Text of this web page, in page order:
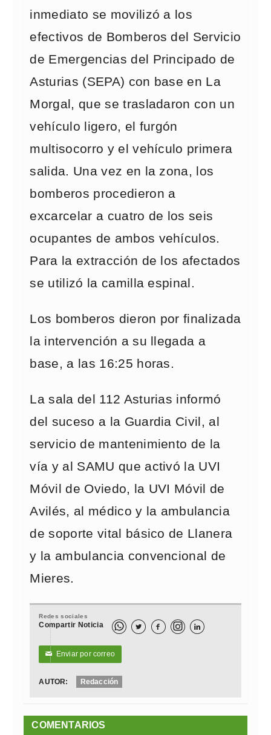
inmediato se movilizó a los
efectivos de Bomberos del Servicio
de Emergencias del Principado de
Asturias (SEPA) con base en La
Morgal, que se trasladaron con un
vehículo ligero, el furgón
multisocorro y el vehículo primera
salida. Una vez en la zona, los
bomberos procedieron a
excarcelar a cuatro de los seis
ocupantes de ambos vehículos.
Para la extracción de los afectados
se utilizó la camilla espinal.
Los bomberos dieron por finalizada
la intervención a su llegada a
base, a las 16:25 horas.
La sala del 112 Asturias informó
del suceso a la Guardia Civil, al
servicio de mantenimiento de la
vía y al SAMU que activó la UVI
Móvil de Oviedo, la UVI Móvil de
Avilés, al médico y la ambulancia
de soporte vital básico de Llanera
y la ambulancia convencional de
Mieres.
Redes sociales
Compartir Noticia   
✉ Enviar por correo
AUTOR: Redacción
COMENTARIOS